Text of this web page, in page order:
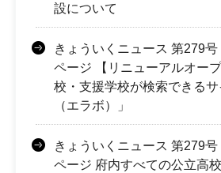
設について
きょういくニュース 第279
ページ 【リニューアルオー
校・支援学校が検索できる
（エラボ）」
きょういくニュース 第279
ページ 府内すべての公立高